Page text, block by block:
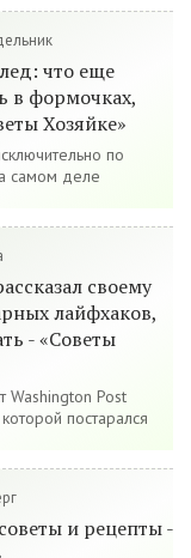
что еще
в формочках,
Хозяйке»
по
самом деле
своему
лайфхаков,
- «Советы
Washington Post
постарался
и рецепты -